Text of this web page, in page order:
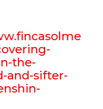
the-
and-sifter-